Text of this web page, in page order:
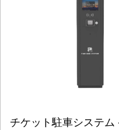
チケット駐車システム